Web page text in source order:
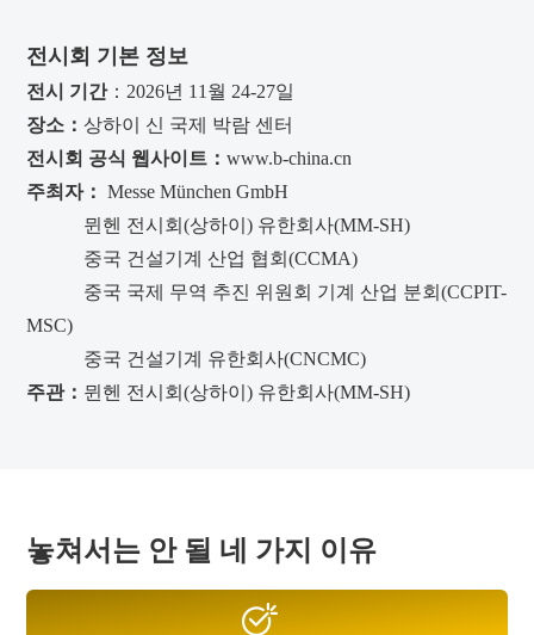
전시회 기본 정보
전시 기간：2026년 11월 24-27일
장소： 상하이 신 국제 박람 센터
전시회 공식 웹사이트：www.b-china.cn
주최자：Messe München GmbH
뮌헨 전시회(상하이) 유한회사(MM-SH)
중국 건설기계 산업 협회(CCMA)
중국 국제 무역 추진 위원회 기계 산업 분회(CCPIT-
MSC)
중국 건설기계 유한회사(CNCMC)
주관： 뮌헨 전시회(상하이) 유한회사(MM-SH)
놓쳐서는 안 될 네 가지 이유